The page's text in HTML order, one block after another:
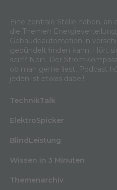
Eine zentrale Stelle haben,
die Themen
Gebäudeautomation in
gebündelt finden kann. Hört
sein? Nein. Der
ob man gerne liest, Podcast
jeden ist etwas dabei!
TechnikTalk
ElektroSpicker
BlindLeistung
Wissen in 3 Minuten
Themenarchiv